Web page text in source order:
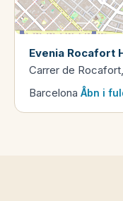
Evenia Rocafort
Carrer de
Barcelona Åbn i